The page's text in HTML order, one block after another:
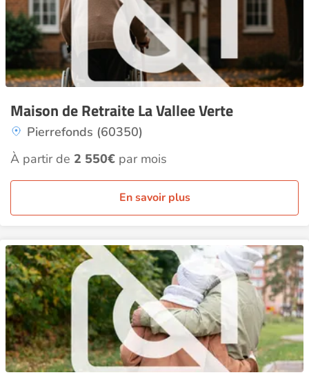
Maison de Retraite La Vallee Verte
Pierrefonds (60350)
À partir de 2 550€ par mois
En savoir plus